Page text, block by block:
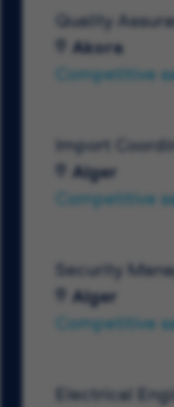
Quality
Akora
Competitive
Import
Alger
Competitive
Security
Alger
Competitive
Electrical